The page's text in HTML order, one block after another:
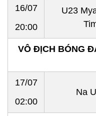
16/07
20:00
U23
VÔ ĐỊCH BÓNG
17/07
02:00
Na